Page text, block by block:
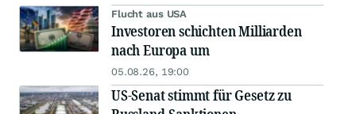
Flucht aus USA
Investoren schichten Milliarden
nach Europa um
05.08.26, 19:00
US-Senat stimmt für Gesetz zu